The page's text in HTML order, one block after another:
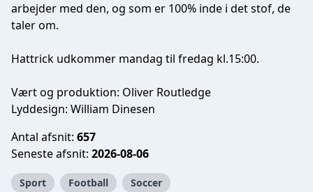
arbejder med den, og som er 100% inde i det stof, de
taler om.
Hattrick udkommer mandag til fredag kl.15:00.
Vært og produktion: Oliver Routledge
Lyddesign: William Dinesen
Antal afsnit: 657
Seneste afsnit: 2026-08-06
Sport Football Soccer